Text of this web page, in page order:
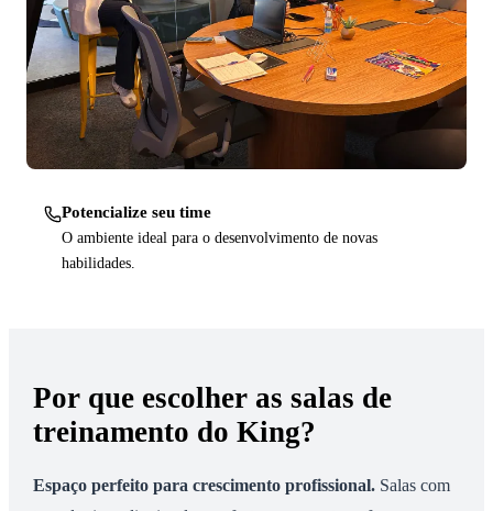
Potencialize seu time
O ambiente ideal para o desenvolvimento de novas
habilidades.
Por que escolher as salas de
treinamento do King?
Espaço perfeito para crescimento profissional. Salas com